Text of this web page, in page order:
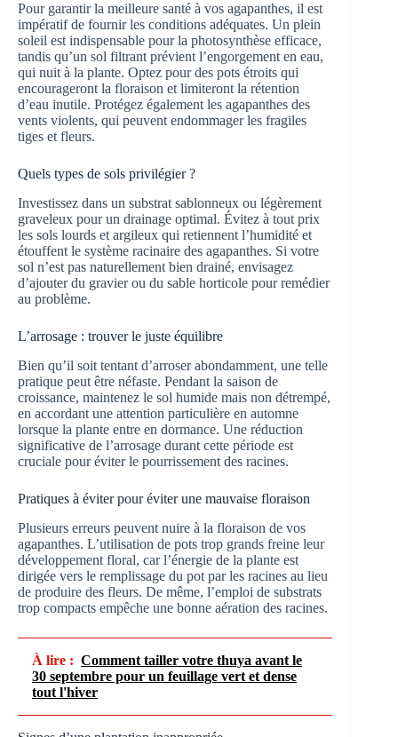
Pour garantir la meilleure santé à vos agapanthes, il est
impératif de fournir les conditions adéquates. Un plein
soleil est indispensable pour la photosynthèse efficace,
tandis qu’un sol filtrant prévient l’engorgement en eau,
qui nuit à la plante. Optez pour des pots étroits qui
encourageront la floraison et limiteront la rétention
d’eau inutile. Protégez également les agapanthes des
vents violents, qui peuvent endommager les fragiles
tiges et fleurs.
Quels types de sols privilégier ?
Investissez dans un substrat sablonneux ou légèrement
graveleux pour un drainage optimal. Évitez à tout prix
les sols lourds et argileux qui retiennent l’humidité et
étouffent le système racinaire des agapanthes. Si votre
sol n’est pas naturellement bien drainé, envisagez
d’ajouter du gravier ou du sable horticole pour remédier
au problème.
L’arrosage : trouver le juste équilibre
Bien qu’il soit tentant d’arroser abondamment, une telle
pratique peut être néfaste. Pendant la saison de
croissance, maintenez le sol humide mais non détrempé,
en accordant une attention particulière en automne
lorsque la plante entre en dormance. Une réduction
significative de l’arrosage durant cette période est
cruciale pour éviter le pourrissement des racines.
Pratiques à éviter pour éviter une mauvaise floraison
Plusieurs erreurs peuvent nuire à la floraison de vos
agapanthes. L’utilisation de pots trop grands freine leur
développement floral, car l’énergie de la plante est
dirigée vers le remplissage du pot par les racines au lieu
de produire des fleurs. De même, l’emploi de substrats
trop compacts empêche une bonne aération des racines.
À lire : Comment tailler votre thuya avant le
30 septembre pour un feuillage vert et dense
tout l'hiver